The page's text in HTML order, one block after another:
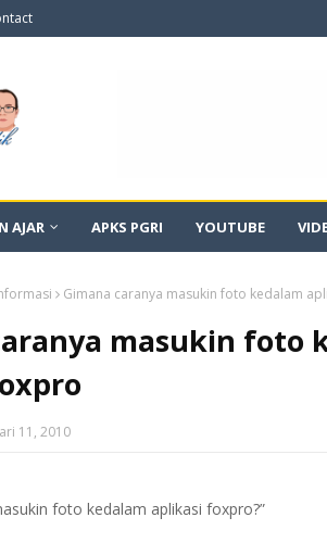
AJAR APKS PGRI YOUTUBE
Gimana caranya masukin foto kedalam
masukin foto
11, 2010
foto kedalam aplikasi foxpro?”